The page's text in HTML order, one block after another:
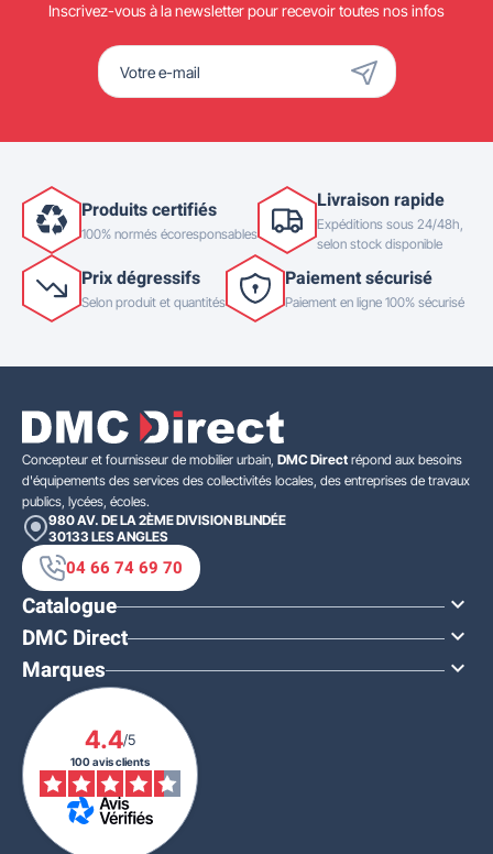
Inscrivez-vous à la newsletter pour recevoir toutes nos infos
Produits certifiés
100% normés écoresponsables
Livraison rapide
Expéditions sous 24/48h,
selon stock disponible
Prix dégressifs
Selon produit et quantités
Paiement sécurisé
Paiement en ligne 100% sécurisé
Concepteur et fournisseur de mobilier urbain, DMC Direct répond aux besoins
d'équipements des services des collectivités locales, des entreprises de travaux
publics, lycées, écoles.
980 AV. DE LA 2ÈME DIVISION BLINDÉE
30133 LES ANGLES
04 66 74 69 70
Catalogue 
DMC Direct 
Marques 
4.4/5
100 avis clients